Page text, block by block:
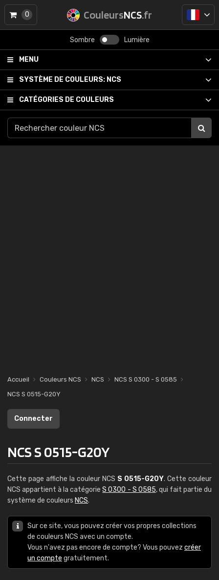
CouleursNCS.fr
Sombre Lumière
MENU
SYSTÈME DE COULEURS: NCS
CATÉGORIES DE COULEURS
0
Accueil Couleurs NCS NCS
NCS S 0300 - S 0585
NCS S 0515-G20Y
Connecter
NCS S 0515-G20Y
Cette page affiche la couleur NCS S 0515-G20Y. Cette couleur
NCS appartient à la catégorieS 0300 - S 0585, qui fait partie du
système de couleurs NCS.
Sur ce site, vous pouvez créer vos propres collections
de couleurs NCS avec un compte.
Vous n'avez pas encore de compte? Vous pouvez créer
un compte gratuitement.